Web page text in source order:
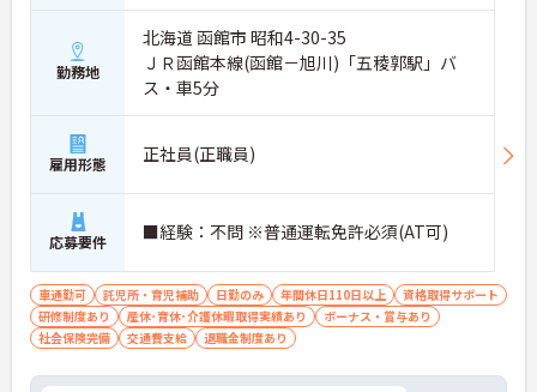
勤務地
北海道 函館市 昭和4-30-35
ＪＲ函館本線(函館－旭川)「五稜郭駅」バ
ス・車5分
雇用形態 正社員(正職員)
応募要件 ■経験：不問 ※普通運転免許必須(AT可)
車通勤可 託児所・育児補助 日勤のみ 年間休日110日以上
資格取得サポート
研修制度あり
産休･育休･介護休暇取得実績あり
ボーナス・賞与あり
社会保険完備
交通費支給 退職金制度あり